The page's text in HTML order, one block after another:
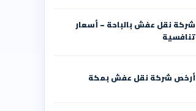
شركة نقل عفش بالباحة – أسعار
تنافسية
أرخص شركة نقل عفش بمكة